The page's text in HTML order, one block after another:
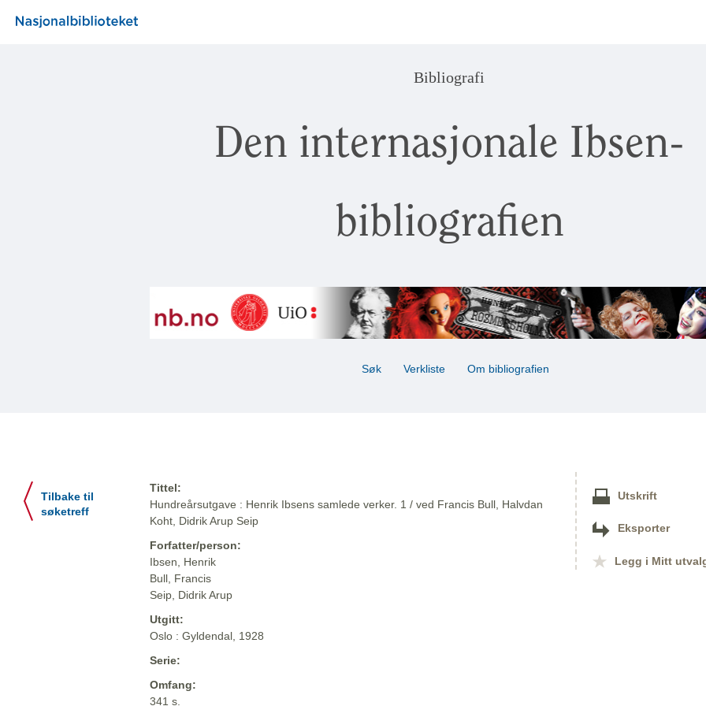
Bibliografi
Den internasjonale Ibsen-
bibliografien
Søk Verkliste Om bibliografien
Tilbake til
søketreff
Tittel:
Hundreårsutgave : Henrik Ibsens samlede verker. 1 / ved Francis Bull, Halvdan
Koht, Didrik Arup Seip
Forfatter/person:
Ibsen, Henrik
Bull, Francis
Seip, Didrik Arup
Utgitt:
Oslo : Gyldendal, 1928
Serie:
Omfang:
341 s.
Utskrift
Eksporter
Legg i Mitt